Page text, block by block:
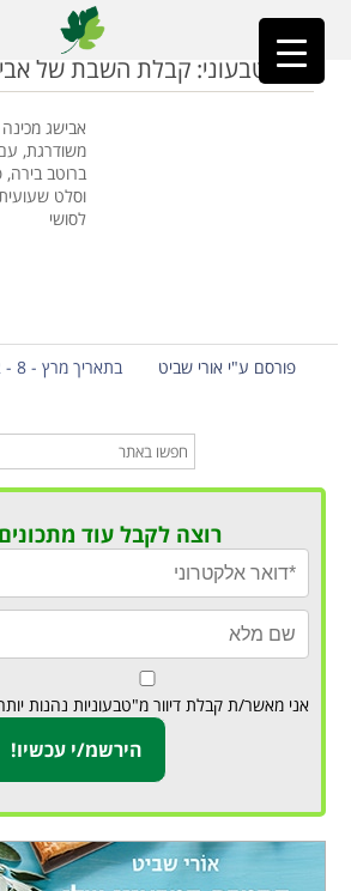
ראשי»ארוחת שבת טבעונית
פיוז'ן טבעוני: קבלת השבת של
אבישג
משודרגת, עם
ברוטב בירה,
וסלט
לסושי
פורסם ע"י אורי שביט בתאריך מרץ - 8 - 2012
רוצה לקבל עוד
אני מאשר/ת קבלת דיוור מ"טבעוניות נהנות